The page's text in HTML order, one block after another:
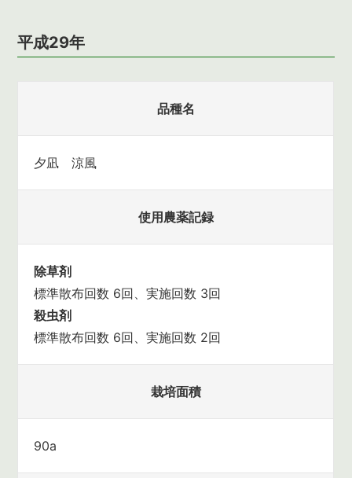
平成29年
品種名
夕凪 涼風
使用農薬記録
除草剤
標準散布回数 6回、実施回数 3回
殺虫剤
標準散布回数 6回、実施回数 2回
栽培面積
90a